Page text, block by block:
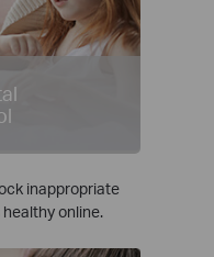
inappropriate
online.